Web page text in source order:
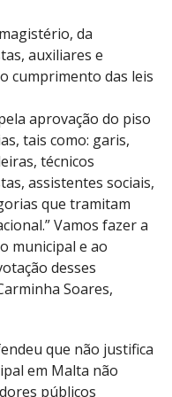
da
auxiliares e
cumprimento das leis
aprovação do piso
tais como: garis,
técnicos
assistentes sociais,
que tramitam
Vamos fazer a
municipal e ao
desses
Soares,
que não justifica
em Malta não
públicos